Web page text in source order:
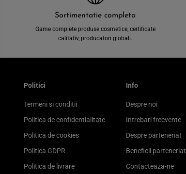
Sortimentatie completa
Game complete produse cosmetice, certificate
calitativ, producatori globali.
Politici
Termeni si conditii
Politica de confidentialitate
Politica de cookies
Politica GDPR
Politica de livrare
Info
Despre noi
Intrebari frecvente
Despre parteneriat
Beneficii parteneriat
Contacteaza-ne